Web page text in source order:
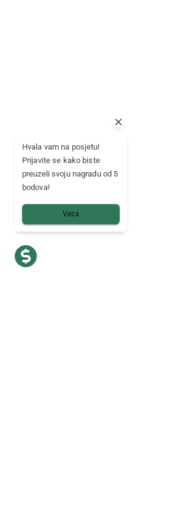
Hvala vam na posjetu!
Prijavite se kako biste
preuzeli svoju nagradu od 5
bodova!
Veza